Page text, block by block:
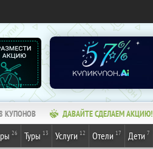
КУПОНОВ ДАВАЙТЕ СДЕЛАЕМ АКЦИЮ!
26 Туры 13 Услуги 12 Отели 17 Дети 7